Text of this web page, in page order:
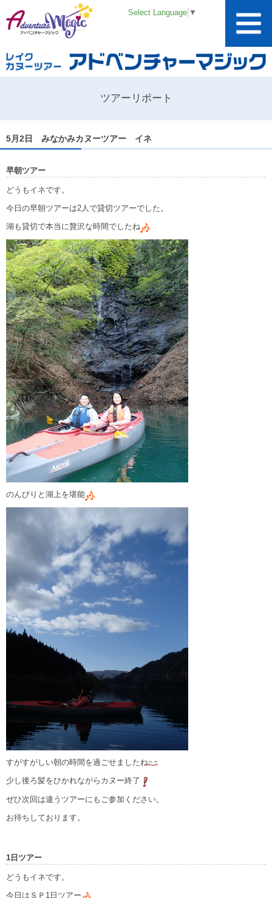
Select Language ▼
ツアーリポート
5月2日 みなかみカヌーツアー イネ
早朝ツアー
どうもイネです。
今日の早朝ツアーは2人で貸切ツアーでした。
湖も貸切で本当に贅沢な時間でしたね
のんびりと湖上を堪能
すがすがしい朝の時間を過ごせましたね
少し後ろ髪をひかれながらカヌー終了
ぜひ次回は違うツアーにもご参加ください。
お待ちしております。
1日ツアー
どうもイネです。
今日はＳＰ1日ツアー